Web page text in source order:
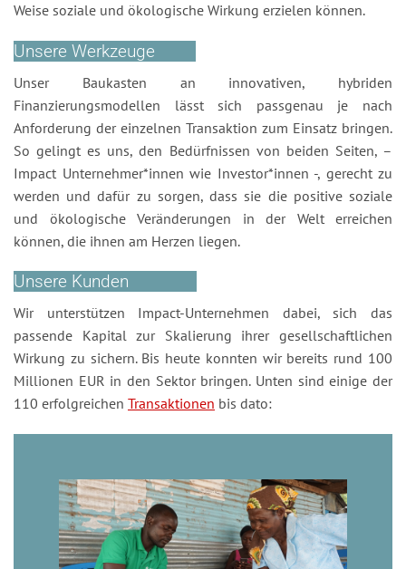
Weise soziale und ökologische Wirkung erzielen können.
Unsere Werkzeuge
Unser Baukasten an innovativen, hybriden
Finanzierungsmodellen lässt sich passgenau je nach
Anforderung der einzelnen Transaktion zum Einsatz bringen.
So gelingt es uns, den Bedürfnissen von beiden Seiten, –
Impact Unternehmer*innen wie Investor*innen -, gerecht zu
werden und dafür zu sorgen, dass sie die positive soziale
und ökologische Veränderungen in der Welt erreichen
können, die ihnen am Herzen liegen.
Unsere Kunden
Wir unterstützen Impact-Unternehmen dabei, sich das
passende Kapital zur Skalierung ihrer gesellschaftlichen
Wirkung zu sichern. Bis heute konnten wir bereits rund 100
Millionen EUR in den Sektor bringen. Unten sind einige der
110 erfolgreichen Transaktionen bis dato: